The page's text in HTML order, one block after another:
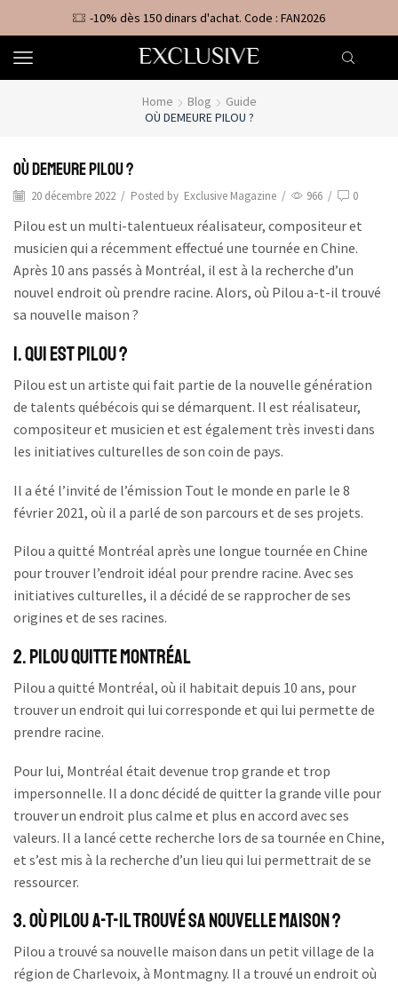
-10% dès 150 dinars d'achat. Code : FAN2026
Home Blog
Guide
OÙ DEMEURE PILOU ?
Où demeure Pilou ?
20 décembre 2022 / Posted by Exclusive Magazine / 966 / 0
Pilou est un multi-talentueux réalisateur, compositeur et
musicien qui a récemment effectué une tournée en Chine.
Après 10 ans passés à Montréal, il est à la recherche d’un
nouvel endroit où prendre racine. Alors, où Pilou a-t-il trouvé
sa nouvelle maison ?
1. Qui est Pilou ?
Pilou est un artiste qui fait partie de la nouvelle génération
de talents québécois qui se démarquent. Il est réalisateur,
compositeur et musicien et est également très investi dans
les initiatives culturelles de son coin de pays.
Il a été l’invité de l’émission Tout le monde en parle le 8
février 2021, où il a parlé de son parcours et de ses projets.
Pilou a quitté Montréal après une longue tournée en Chine
pour trouver l’endroit idéal pour prendre racine. Avec ses
initiatives culturelles, il a décidé de se rapprocher de ses
origines et de ses racines.
2. Pilou quitte Montréal
Pilou a quitté Montréal, où il habitait depuis 10 ans, pour
trouver un endroit qui lui corresponde et qui lui permette de
prendre racine.
Pour lui, Montréal était devenue trop grande et trop
impersonnelle. Il a donc décidé de quitter la grande ville pour
trouver un endroit plus calme et plus en accord avec ses
valeurs. Il a lancé cette recherche lors de sa tournée en Chine,
et s’est mis à la recherche d’un lieu qui lui permettrait de se
ressourcer.
3. Où Pilou a-t-il trouvé sa nouvelle maison ?
Pilou a trouvé sa nouvelle maison dans un petit village de la
région de Charlevoix, à Montmagny. Il a trouvé un endroit où